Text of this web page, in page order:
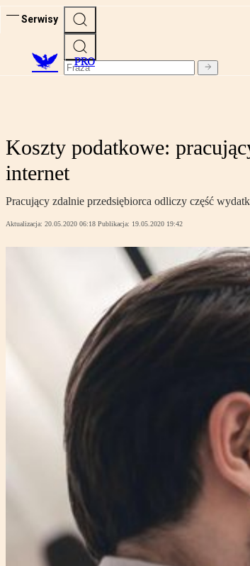
Serwisy
PRO
Koszty podatkowe:
internet
Pracujący zdalnie przedsiębiorca odliczy część
Aktualizacja: 20.05.2020 06:18 Publikacja: 19.05.2020 19:42